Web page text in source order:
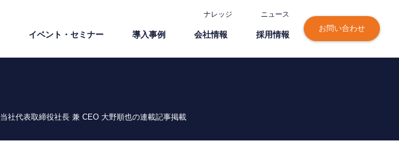
ナレッジ ニュース
イベント・セミナー 導⼊事例 会社情報 採⽤情報
お問い合わせ
社代表取締役社長 兼 CEO 大野順也の連載記事掲載